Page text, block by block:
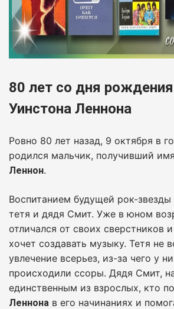
80 лет со дня
Уинстона Леннона
Ровно 80 лет назад, 9 октября в
родился мальчик, получивший имя
Леннон.
Воспитанием будущей рок-звезды
тетя и дядя Смит. Уже в юном
отличался от своих сверстников
хочет создавать музыку. Тетя не
увлечение всерьез, из-за чего у
происходили ссоры. Дядя Смит,
единственным из взрослых, кто
Леннона в его начинаниях и